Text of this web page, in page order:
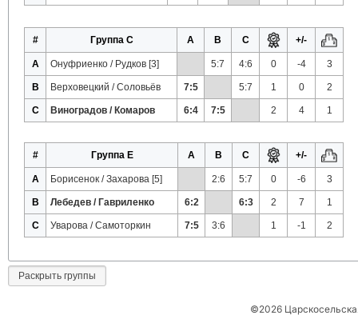
# Группа C A B C +/-
A Онуфриенко / Рудков [3] 5:7 4:6 0 -4 3
B Верховецкий / Соловьёв 7:5 5:7 1 0 2
C Виноградов / Комаров 6:4 7:5 2 4 1
# Группа E A B C +/-
A Борисенок / Захарова [5] 2:6 5:7 0 -6 3
B Лебедев / Гавриленко 6:2 6:3 2 7 1
C Уварова / Самоторкин 7:5 3:6 1 -1 2
Раскрыть группы
©2026